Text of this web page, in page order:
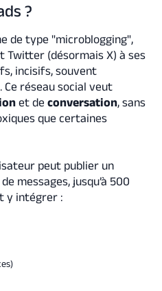
?
de type "microblogging",
Twitter (désormais X) à ses
incisifs, souvent
réseau social veut
et de conversation, sans
que certaines
peut publier un
messages, jusqu’à 500
y intégrer :